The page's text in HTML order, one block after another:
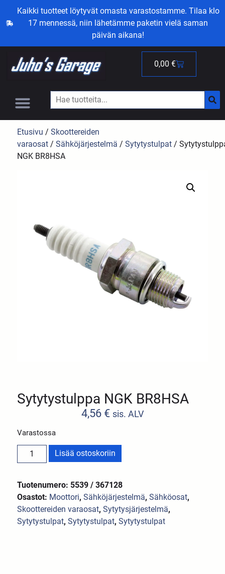
Kaikki tuotteet löytyvät omasta varastostamme. Tilaa klo
17 mennessä, niin lähetämme paketin vielä saman
päivän aikana!
0,00 €
Etusivu /Skoottereiden
varaosat /Sähköjärjestelmä /Sytytystulpat /
NGK BR8HSA
Sytytystulppa NGK BR8HSA
4,56 € sis. ALV
Varastossa
Lisää ostoskoriin
Tuotenumero: 5539 / 367128
Osastot: Moottori,Sähköjärjestelmä,Sähköosat,
Skoottereiden varaosat,Sytytysjärjestelmä,
Sytytystulpat,Sytytystulpat,Sytytystulpat